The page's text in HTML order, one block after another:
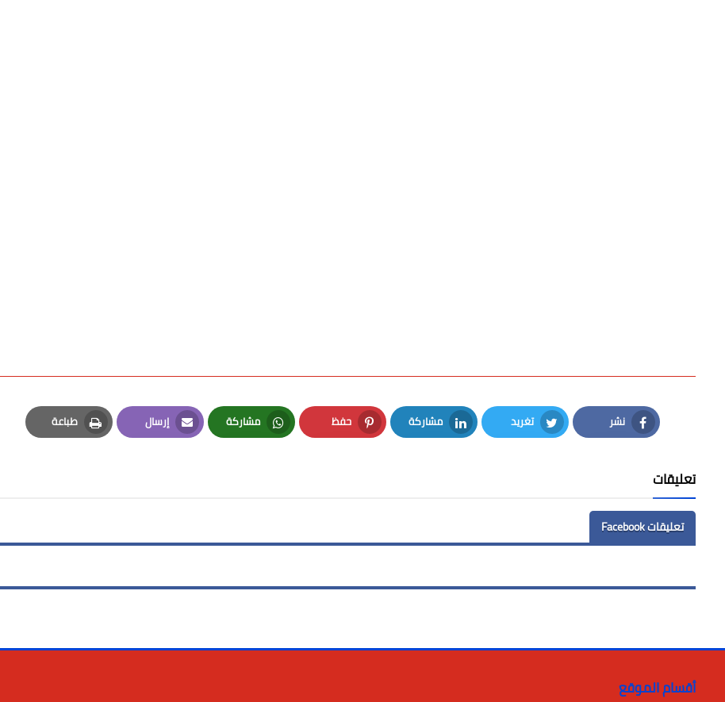
نشر
Facebook
تغريد
Twitter
مشاركة
LinkedIn
حفظ
Pinterest
مشاركة
Whatsapp
إرسال
Email
طباعة
Print
تعليقات
تعليقات Facebook
أقسام الموقع